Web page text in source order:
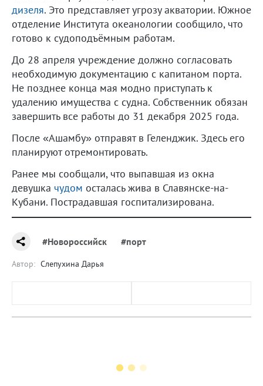
дизеля. Это представляет угрозу акватории. Южное
отделение Института океанологии сообщило, что
готово к судоподъёмным работам.
До 28 апреля учреждение должно согласовать
необходимую документацию с капитаном порта.
Не позднее конца мая модно приступать к
удалению имущества с судна. Собственник обязан
завершить все работы до 31 декабря 2025 года.
После «Ашамбу» отправят в Геленджик. Здесь его
планируют отремонтировать.
Ранее мы сообщали, что выпавшая из окна
девушка чудом осталась жива в Славянске-на-
Кубани. Пострадавшая госпитализирована.
#Новороссийск #порт
Автор: Слепухина Дарья